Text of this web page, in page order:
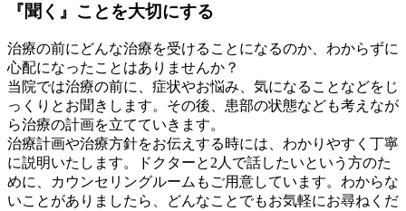
『聞く』ことを大切にする
治療の前にどんな治療を受けることになるのか、わからずに
心配になったことはありませんか？
当院では治療の前に、症状やお悩み、気になることなどをじ
っくりとお聞きします。その後、患部の状態なども考えなが
ら治療の計画を立てていきます。
治療計画や治療方針をお伝えする時には、わかりやすく丁寧
に説明いたします。ドクターと2人で話したいという方のた
めに、カウンセリングルームもご用意しています。わからな
いことがありましたら、どんなことでもお気軽にお尋ねくだ